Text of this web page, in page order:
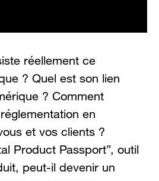
réellement ce
? Quel est son lien
? Comment
en
et vos clients ?
Product Passport”, outil
peut-il devenir un